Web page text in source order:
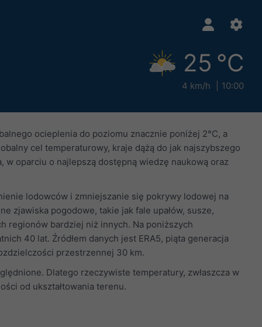
25 °C
4 km/h 10:00
ocieplenia do poziomu znacznie poniżej 2°C, a
cel temperaturowy, kraje dążą do jak najszybszego
oparciu o najlepszą dostępną wiedzę naukową oraz
lodowców i zmniejszanie się pokrywy lodowej na
zjawiska pogodowe, takie jak fale upałów, susze,
regionów bardziej niż innych. Na poniższych
40 lat. Źródłem danych jest ERA5, piąta generacja
przestrzennej 30 km.
Dlatego rzeczywiste temperatury, zwłaszcza w
od ukształtowania terenu.